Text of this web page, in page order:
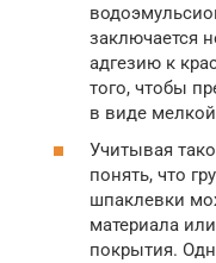
заключается
адгезию к
того, чтобы
в виде
Учитывая
понять, что
шпаклевки
материала
покрытия.